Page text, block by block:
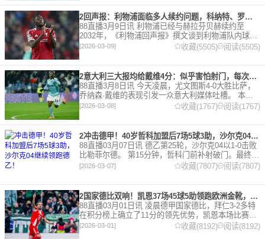
2回声报：利物浦面临多人续约问题，科纳特、罗伯逊合同今夏到期
88直播3月9日讯 利物浦已经与赫拉芬贝赫续约至
2032年，《利物浦回声报》撰文谈到利物浦队内球员
的合同情况，文章表示，利物浦多位球员面临合同问
题。 对于利物浦来说，科纳特的合同将在本赛季末到
期，俱乐
[2026-03-09] 收藏(5505) 阅读(5505)
2意大利三大报均给戴维4分：似乎害怕射门，每次触球球迷都叹息
88直播3月8日讯 今天凌晨，尤文图斯4-0大胜比萨，
乔纳森·戴维的表现引发一众意大利媒体吐槽。 本场
比赛，戴维半场就被换下，赛后，《米兰体育报》、
《罗马体育报》和《都灵体育报》三大报都给戴维打
出4分
[2026-03-08] 收藏(1767) 阅读(1767)
2冲击德甲！40岁哲科加盟后7场5球3助，沙尔克04继续领跑德乙！
88直播03月07日讯 德乙第25轮，沙尔克04以1-0击败
比勒菲尔德。 第15分钟，哲科门前补射破门。最终凭
借哲科的进球沙尔克04成功拿到3分，继续领跑德
[2026-03-07] 收藏(7807) 阅读(7807)
2国家德比双响！凯恩37场45球5助领跑欧洲金靴，32岁保持赛季全勤
88直播03月01日讯 凌晨德甲国家德比，拜仁3-2多特
在积分榜上确立了11分的领先优势，凯恩本场比赛上
演双响。 本赛季32岁的凯恩仍然保持着超高的效率，
在到目前为止保持全勤，出战37场比赛，狂轰45
[2026-03-01] 收藏(8192) 阅读(8192)